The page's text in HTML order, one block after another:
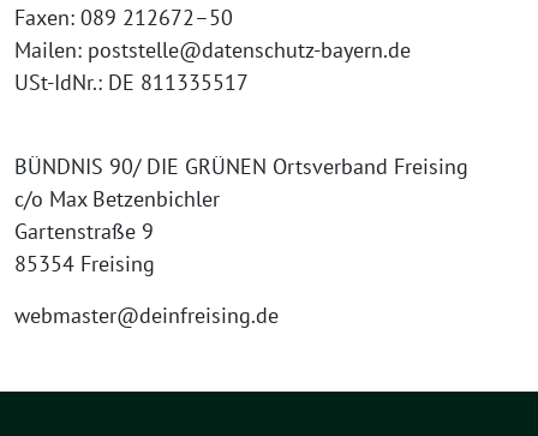
Faxen: 089 212672–50
Mai­len: poststelle@datenschutz-bayern.de
USt-IdNr.: DE 811335517
BÜNDNIS 90/ DIE GRÜNEN Orts­ver­band Frei­sing
c/o Max Bet­zen­bich­ler
Gar­ten­stra­ße 9
85354 Frei­sing
webmaster@deinfreising.de